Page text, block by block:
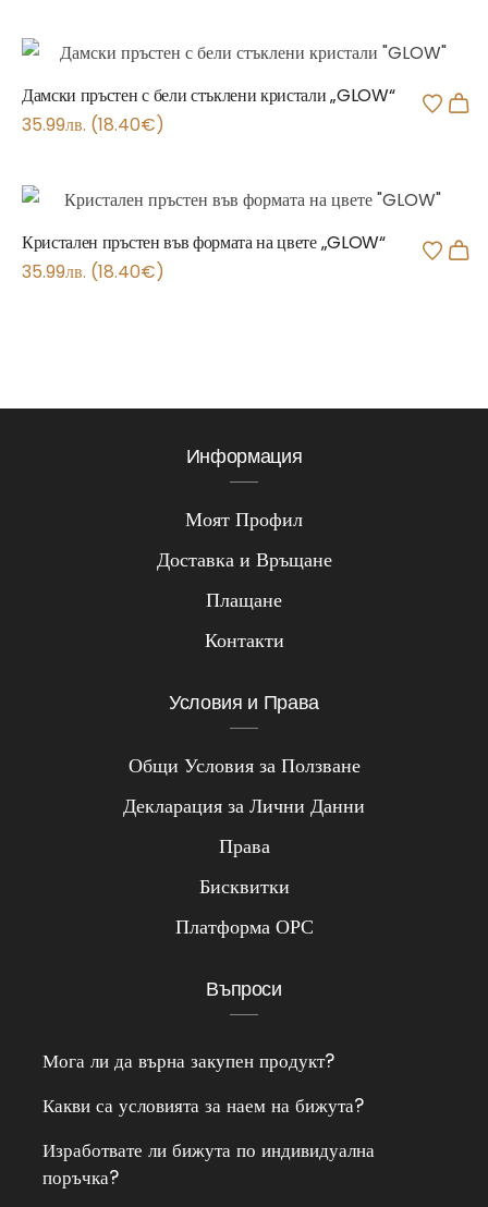
Дамски пръстен с бели стъклени кристали „GLOW“
35.99лв. (18.40€)
Кристален пръстен във формата на цвете „GLOW“
35.99лв. (18.40€)
Информация
Моят Профил
Доставка и Връщане
Плащане
Контакти
Условия и Права
Общи Условия за Ползване
Декларация за Лични Данни
Права
Бисквитки
Платформа ОРС
Въпроси
Мога ли да върна закупен продукт?
Какви са условията за наем на бижута?
Изработвате ли бижута по индивидуална
поръчка?